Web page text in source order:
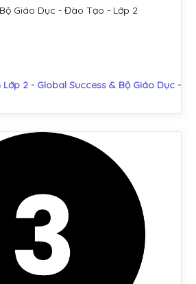
Giáo Dục - Đào Tạo - Lớp 2
2 - Global Success & Bộ Giáo Dục -